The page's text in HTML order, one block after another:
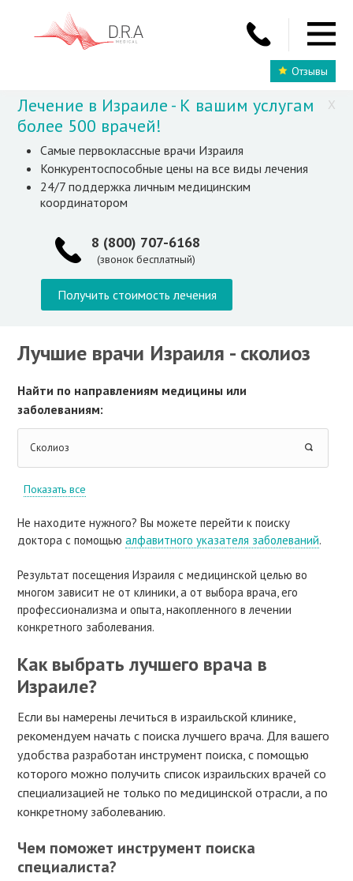
Отзывы
X
Лечение в Израиле - К вашим услугам
более 500 врачей!
Самые первоклассные врачи Израиля
Конкурентоспособные цены на все виды лечения
24/7 поддержка личным медицинским
координатором
8 (800) 707-6168
(звонок бесплатный)
Получить стоимость лечения
Лучшие врачи Израиля - сколиоз
Найти по направлениям медицины или
заболеваниям:
Сколиоз
Показать все
Не находите нужного? Вы можете перейти к поиску
доктора с помощьюалфавитного указателя заболеваний.
Результат посещения Израиля с медицинской целью во
многом зависит не от клиники, а от выбора врача, его
профессионализма и опыта, накопленного в лечении
конкретного заболевания.
Как выбрать лучшего врача в
Израиле?
Если вы намерены лечиться в израильской клинике,
рекомендуем начать с поиска лучшего врача. Для вашего
удобства разработан инструмент поиска, с помощью
которого можно получить список израильских врачей со
специализацией не только по медицинской отрасли, а по
конкретному заболеванию.
Чем поможет инструмент поиска
специалиста?